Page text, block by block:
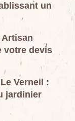
un
Artisan
votre devis
Verneil :
jardinier